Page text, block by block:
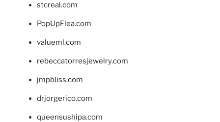
stcreal.com
PopUpFlea.com
valueml.com
rebeccatorresjewelry.com
jmpbliss.com
drjorgerico.com
queensushipa.com